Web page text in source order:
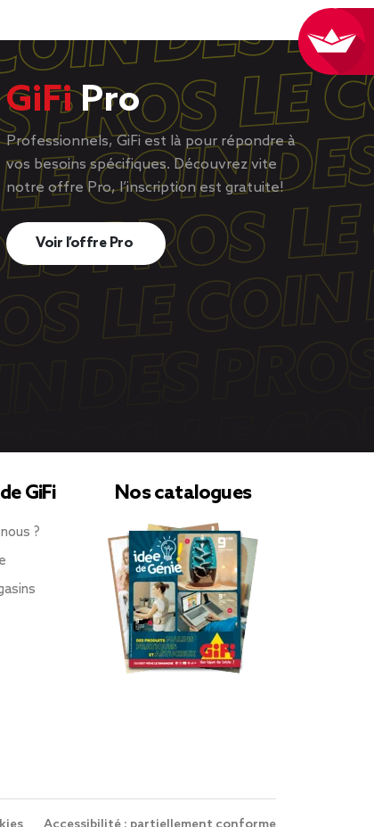
GiFiPro
Professionnels, GiFi est là pour répondre à
vos besoins spécifiques. Découvrez vite
notre offre Pro, l’inscription est gratuite!
Voir l’offre Pro
GiFi
?
Nos catalogues